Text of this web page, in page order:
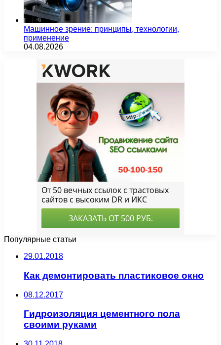
Машинное зрение: принципы, технологии,
применение
04.08.2026
Популярные статьи
29.01.2018
Как демонтировать пластиковое окно
08.12.2017
Гидроизоляция цементного пола
своими руками